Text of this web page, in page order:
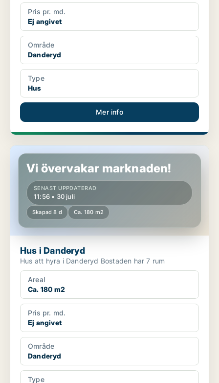
Pris pr. md.
Ej angivet
Område
Danderyd
Type
Hus
Mer info
Hus i Danderyd
Vi övervakar marknaden!
SENAST UPPDATERAD
11:56 • 30 juli
Skapad 8 d Ca. 180 m2
Hus i Danderyd
Hus att hyra i Danderyd Bostaden har 7 rum
Areal
Ca. 180 m2
Pris pr. md.
Ej angivet
Område
Danderyd
Type